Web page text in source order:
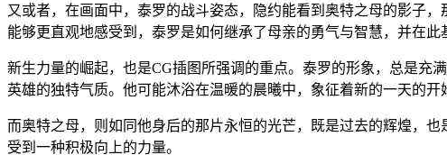
又或者，在画面中，泰罗的战斗姿态，隐约能看到奥特之母的影子
能够更直观地感受到，泰罗是如何继承了母亲的勇气与智慧，并在此
新生力量的崛起，也是CG插图所强调的重点。泰罗的形象，总是充
英雄的独特气质。他可能沐浴在温暖的晨曦中，象征着新的一天的
而奥特之母，则如同他身后的那片永恒的光芒，既是过去的辉煌，
受到一种积极向上的力量。